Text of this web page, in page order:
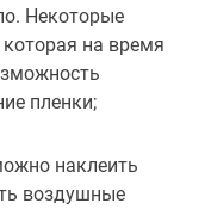
Некоторые
на время
пленки;
наклеить
воздушные